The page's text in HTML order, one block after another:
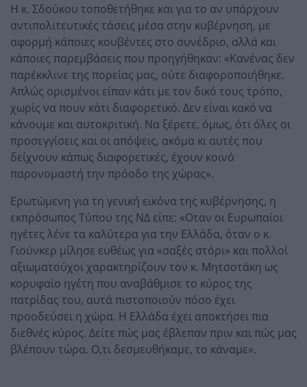
Η κ. Σδούκου τοποθετήθηκε και για το αν υπάρχουν
αντιπολιτευτικές τάσεις μέσα στην κυβέρνηση, με
αφορμή κάποιες κουβέντες στο συνέδριο, αλλά και
κάποιες παρεμβάσεις που προηγήθηκαν: «Κανένας δεν
παρέκκλινε της πορείας μας, ούτε διαφοροποιήθηκε.
Απλώς ορισμένοι είπαν κάτι με τον δικό τους τρόπο,
χωρίς να πουν κάτι διαφορετικό. Δεν είναι κακό να
κάνουμε και αυτοκριτική. Να ξέρετε, όμως, ότι όλες οι
προσεγγίσεις και οι απόψεις, ακόμα κι αυτές που
δείχνουν κάπως διαφορετικές, έχουν κοινό
παρονομαστή την πρόοδο της χώρας».
Ερωτώμενη για τη γενική εικόνα της κυβέρνησης, η
εκπρόσωπος Τύπου της ΝΔ είπε: «Οταν οι Ευρωπαίοι
ηγέτες λένε τα καλύτερα για την Ελλάδα, όταν ο κ.
Γιούνκερ μίλησε ευθέως για «σαξές στόρι» και πολλοί
αξιωματούχοι χαρακτηρίζουν τον κ. Μητσοτάκη ως
κορυφαίο ηγέτη που αναβάθμισε το κύρος της
πατρίδας του, αυτά πιστοποιούν πόσο έχει
προοδεύσει η χώρα. Η Ελλάδα έχει αποκτήσει πια
διεθνές κύρος. Δείτε πώς μας έβλεπαν πριν και πώς μας
βλέπουν τώρα. Ο,τι δεσμευθήκαμε, το κάναμε».